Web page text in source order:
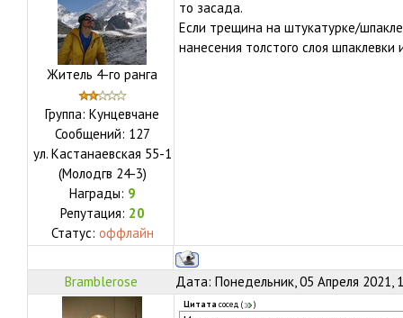
Житель 4-го ранга
Группа: Кунцевчане
Сообщений: 127
ул. Кастанаевская 55-1
(Молодгв 24-3)
Награды: 9
Репутация: 20
Статус: оффлайн
то засада.
Если трещина на штукатурке/
нанесения толстого слоя
Bramblerose Дата: Понедельник, 05 Апреля 2021,
Цитата сосед ( )